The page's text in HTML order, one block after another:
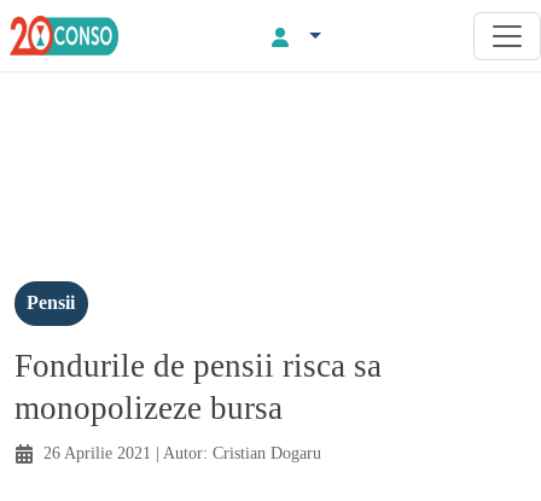
Pensii
Fondurile de pensii risca sa
monopolizeze bursa
26 Aprilie 2021 | Autor: Cristian Dogaru